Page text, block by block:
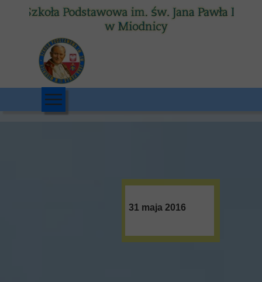
31 maja 2016